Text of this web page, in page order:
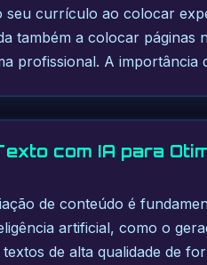
currículo ao colocar
também a colocar páginas
profissional. A
com IA para
de conteúdo é
artificial, como o
de alta qualidade de